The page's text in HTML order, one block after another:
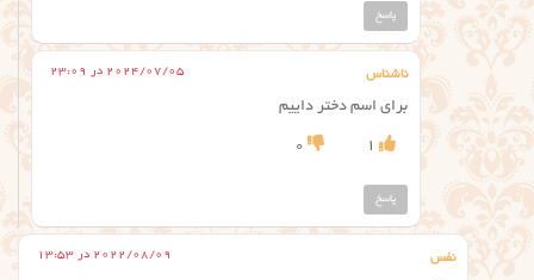
پاسخ
ناشناس 2024/07/05 در 23:09
برای اسم دختر داییم
1
0
پاسخ
نفس 2022/08/09 در 13:53